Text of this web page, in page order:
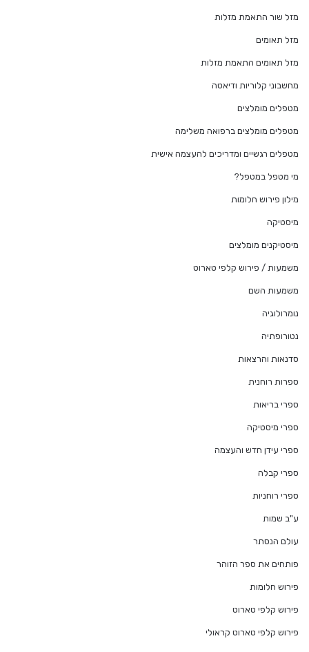
מזל שור התאמת מזלות
מזל תאומים
מזל תאומים התאמת מזלות
מחשבוני קלוריות ודיאטה
מטפלים מומלצים
מטפלים מומלצים ברפואה משלימה
מטפלים רגשיים ומדריכים להעצמה אישית
מי מטפל במטפל?
מילון פירוש חלומות
מיסטיקה
מיסטיקנים מומלצים
משמעות / פירוש קלפי טארוט
משמעות השם
נומרולוגיה
נטורופתיה
סדנאות והרצאות
ספרות רוחנית
ספרי בריאות
ספרי מיסטיקה
ספרי עידן חדש והעצמה
ספרי קבלה
ספרי רוחניות
ע"ב שמות
עולם הנסתר
פותחים את ספר הזוהר
פירוש חלומות
פירוש קלפי טארוט
פירוש קלפי טארוט קראולי